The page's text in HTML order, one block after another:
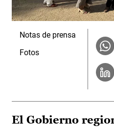
Notas de prensa
Fotos
El Gobierno